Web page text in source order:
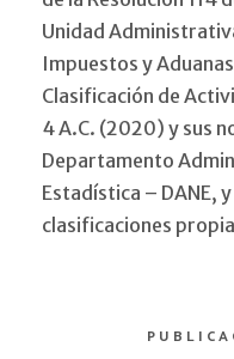
Unidad
Impuestos y
Clasificación de
4 A.C. (2020) y sus
Departamento
Estadística – DANE,
clasificaciones